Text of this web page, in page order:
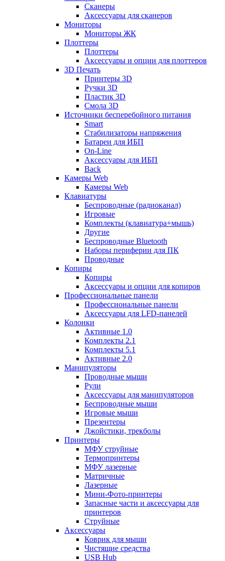
Сканеры
Аксессуары для сканеров
Мониторы
Мониторы ЖК
Плоттеры
Плоттеры
Аксессуары и опции для плоттеров
3D Печать
Принтеры 3D
Ручки 3D
Пластик 3D
Смола 3D
Источники бесперебойного питания
Smart
Стабилизаторы напряжения
Батареи для ИБП
On-Line
Аксессуары для ИБП
Back
Камеры Web
Камеры Web
Клавиатуры
Беспроводные (радиоканал)
Игровые
Комплекты (клавиатура+мышь)
Другие
Беспроводные Bluetooth
Наборы периферии для ПК
Проводные
Копиры
Копиры
Аксессуары и опции для копиров
Профессиональные панели
Профессиональные панели
Аксессуары для LFD-панелей
Колонки
Активные 1.0
Комплекты 2.1
Комплекты 5.1
Активные 2.0
Манипуляторы
Проводные мыши
Рули
Аксессуары для манипуляторов
Беспроводные мыши
Игровые мыши
Презентеры
Джойстики, трекболы
Принтеры
МФУ струйные
Термопринтеры
МФУ лазерные
Матричные
Лазерные
Мини-Фото-принтеры
Запасные части и аксессуары для
принтеров
Струйные
Аксессуары
Коврик для мыши
Чистящие средства
USB Hub